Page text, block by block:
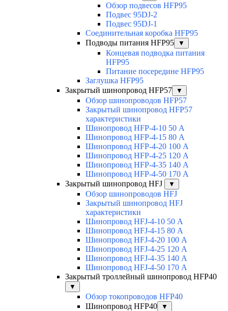
Обзор подвесов HFP95
Подвес 95DJ-2
Подвес 95DJ-1
Соединительная коробка HFP95
Подводы питания HFP95
▼
Концевая подводка питания
HFP95
Питание посередине HFP95
Заглушка HFP95
Закрытый шинопровод HFP57
▼
Обзор шинопроводов HFP57
Закрытый шинопровод HFP57
характеристики
Шинопровод HFP-4-10 50 А
Шинопровод HFP-4-15 80 А
Шинопровод HFP-4-20 100 А
Шинопровод HFP-4-25 120 А
Шинопровод HFP-4-35 140 А
Шинопровод HFP-4-50 170 А
Закрытый шинопровод HFJ
▼
Обзор шинопроводов HFJ
Закрытый шинопровод HFJ
характеристики
Шинопровод HFJ-4-10 50 А
Шинопровод HFJ-4-15 80 А
Шинопровод HFJ-4-20 100 А
Шинопровод HFJ-4-25 120 А
Шинопровод HFJ-4-35 140 А
Шинопровод HFJ-4-50 170 А
Закрытый троллейный шинопровод HFP40
▼
Обзор токопроводов HFP40
Шинопровод HFP40
▼